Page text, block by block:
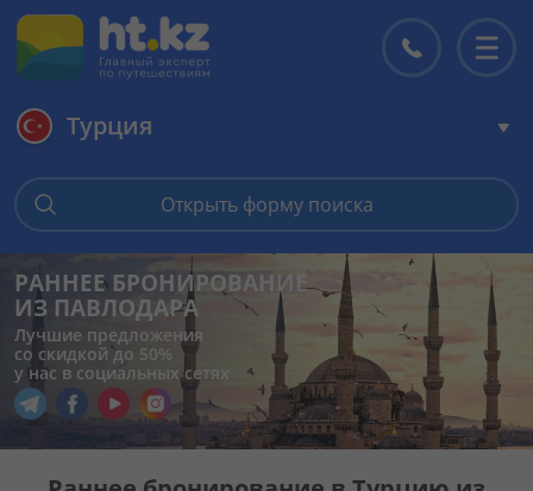
Горящие туры
Цены на туры
Страны
Туры
Турция
Открыть форму поиска
РАННЕЕ БРОНИРОВАНИЕ
ИЗ ПАВЛОДАРА
Лучшие предложения
со скидкой до 50%
у нас в социальных сетях
Перейти в наш Telegram
Перейти в наш Facebook
Перейти в наш YouTube
Перейти в наш Instagram